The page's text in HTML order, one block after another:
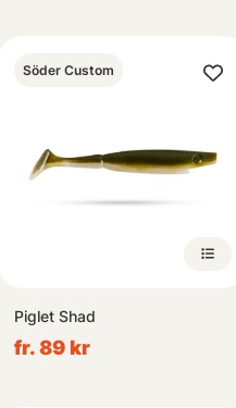
Söder Custom
Piglet Shad
fr. 89 kr